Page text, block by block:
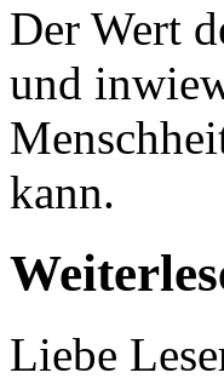
Der Wert
und
kann.
Liebe